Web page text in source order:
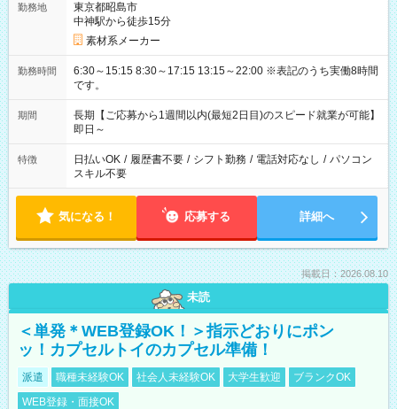
勤務地
東京都昭島市
中神駅から徒歩15分
素材系メーカー
勤務時間
6:30～15:15 8:30～17:15 13:15～22:00 ※表記のうち実働8時間
です。
期間
長期【ご応募から1週間以内(最短2日目)のスピード就業が可能】
即日～
特徴 日払いOK / 履歴書不要 / シフト勤務 / 電話対応なし / パソコン
スキル不要
気になる！ 応募する 詳細へ
掲載日：2026.08.10
未読
＜単発＊WEB登録OK！＞指示どおりにポン
ッ！カプセルトイのカプセル準備！
派遣 職種未経験OK 社会人未経験OK 大学生歓迎
ブランクOK
WEB登録・面接OK